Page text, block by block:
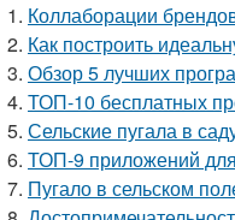
1. Коллаборации
2. Как построить
3. Обзор 5 лучших
4. ТОП-10 бесплатных
5. Сельские пугала в
6. ТОП-9 приложений
7. Пугало в сельском